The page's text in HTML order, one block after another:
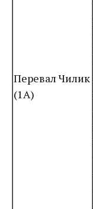
Перевал Чилик
(1А)